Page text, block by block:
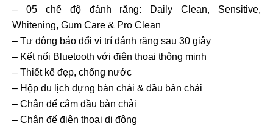
– 05 chế độ đánh răng: Daily Clean, Sensitive,
Whitening, Gum Care & Pro Clean
– Tự động báo đổi vị trí đánh răng sau 30 giây
– Kết nối Bluetooth với điện thoại thông minh
– Thiết kế đẹp, chống nước
– Hộp du lịch đựng bàn chải & đầu bàn chải
– Chân đế cắm đầu bàn chải
– Chân đế điện thoại di động